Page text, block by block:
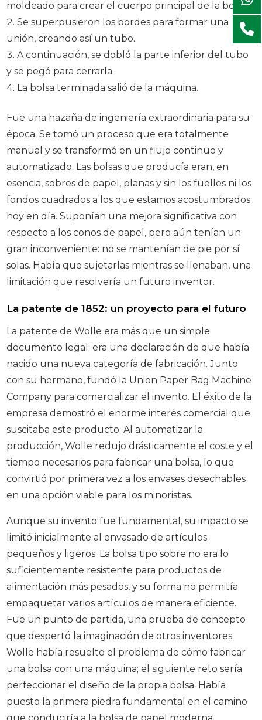
moldeado para crear el cuerpo principal de la bolsa.
Se superpusieron los bordes para formar una
unión, creando así un tubo.
A continuación, se dobló la parte inferior del tubo
y se pegó para cerrarla.
La bolsa terminada salió de la máquina.
Fue una hazaña de ingeniería extraordinaria para su
época. Se tomó un proceso que era totalmente
manual y se transformó en un flujo continuo y
automatizado. Las bolsas que producía eran, en
esencia, sobres de papel, planas y sin los fuelles ni los
fondos cuadrados a los que estamos acostumbrados
hoy en día. Suponían una mejora significativa con
respecto a los conos de papel, pero aún tenían un
gran inconveniente: no se mantenían de pie por sí
solas. Había que sujetarlas mientras se llenaban, una
limitación que resolvería un futuro inventor.
La patente de 1852: un proyecto para el futuro
La patente de Wolle era más que un simple
documento legal; era una declaración de que había
nacido una nueva categoría de fabricación. Junto
con su hermano, fundó la Union Paper Bag Machine
Company para comercializar el invento. El éxito de la
empresa demostró el enorme interés comercial que
suscitaba este producto. Al automatizar la
producción, Wolle redujo drásticamente el coste y el
tiempo necesarios para fabricar una bolsa, lo que
convirtió por primera vez a los envases desechables
en una opción viable para los minoristas.
Aunque su invento fue fundamental, su impacto se
limitó inicialmente al envasado de artículos
pequeños y ligeros. La bolsa tipo sobre no era lo
suficientemente resistente para productos de
alimentación más pesados, y su forma no permitía
empaquetar varios artículos de manera eficiente.
Fue un punto de partida, una prueba de concepto
que despertó la imaginación de otros inventores.
Wolle había resuelto el problema de cómo fabricar
una bolsa con una máquina; el siguiente reto sería
perfeccionar el diseño de la propia bolsa. Había
puesto la primera piedra fundamental en el camino